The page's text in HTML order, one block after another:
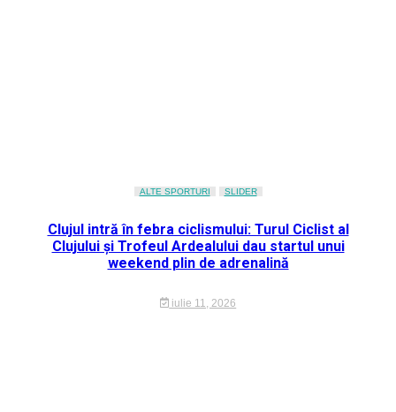
ALTE SPORTURI SLIDER
Clujul intră în febra ciclismului: Turul Ciclist al
Clujului și Trofeul Ardealului dau startul unui
weekend plin de adrenalină
iulie 11, 2026